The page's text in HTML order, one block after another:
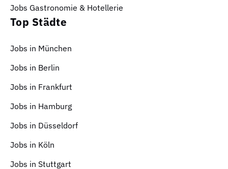
Jobs Gastronomie & Hotellerie
Top Städte
Jobs in München
Jobs in Berlin
Jobs in Frankfurt
Jobs in Hamburg
Jobs in Düsseldorf
Jobs in Köln
Jobs in Stuttgart